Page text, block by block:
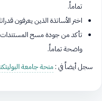
تماماً.
اختر الأساتذة الذين يعرفون
تأكد من جودة مسح المستندات
واضحة تماماً.
سجل أيضاً في :منحة جامعة